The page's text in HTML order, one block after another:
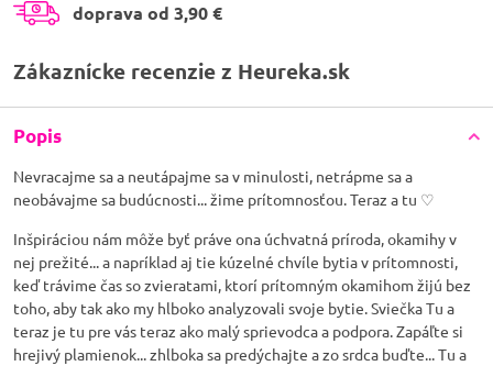
doprava od 3,90 €
Zákaznícke recenzie z Heureka.sk
Popis
Nevracajme sa a neutápajme sa v minulosti, netrápme sa a
neobávajme sa budúcnosti... žime prítomnosťou. Teraz a tu ♡
Inšpiráciou nám môže byť práve ona úchvatná príroda, okamihy v
nej prežité... a napríklad aj tie kúzelné chvíle bytia v prítomnosti,
keď trávime čas so zvieratami, ktorí prítomným okamihom žijú bez
toho, aby tak ako my hlboko analyzovali svoje bytie. Sviečka Tu a
teraz je tu pre vás teraz ako malý sprievodca a podpora. Zapáľte si
hrejivý plamienok... zhlboka sa predýchajte a zo srdca buďte... Tu a